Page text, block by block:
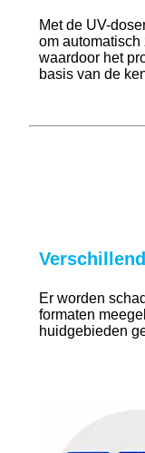
Met de UV-
om automatisch
waardoor het
basis van de
Er worden
formaten
huidgebieden